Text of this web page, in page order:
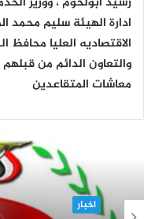
ادارة الهيئة سليم محمد
الاقتصاديه العليا محافظ
والتعاون الدائم من قبلهم
معاشات المتقاعدين
اخبار